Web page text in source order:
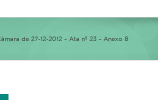
de 27-12-2012 – Ata nº 23 – Anexo 8